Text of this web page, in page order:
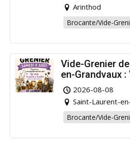
Arinthod
Brocante/Vide-
Vide-Grenier
en-Grandvaux
pour la bonne
2026-08-08
Saint-Laurent-
Brocante/Vide-